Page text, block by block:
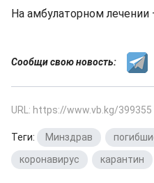
На амбулаторном лечении
Сообщи свою новость:
URL: https://www.vb.kg/399355
Теги: Минздрав
коронавирус
карантин